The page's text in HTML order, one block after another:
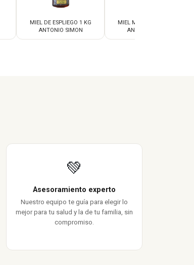
MIEL DE ESPLIEGO 1 KG
ANTONIO SIMON
MIEL MULTIFLORAL 1KG
ANTONIO SIMON
💚
Asesoramiento experto
Nuestro equipo te guía para elegir lo
mejor para tu salud y la de tu familia, sin
compromiso.